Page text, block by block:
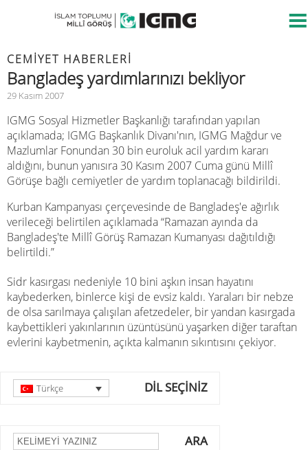
CEMIYET HABERLERI
Bangladeş yardımlarınızı bekliyor
29 Kasım 2007
IGMG Sosyal Hizmetler Başkanlığı tarafından yapılan
açıklamada; IGMG Başkanlık Divanı'nın, IGMG Mağdur ve
Mazlumlar Fonundan 30 bin euroluk acil yardım kararı
aldığını, bunun yanısıra 30 Kasım 2007 Cuma günü Millî
Görüşe bağlı cemiyetler de yardım toplanacağı bildirildi.
Kurban Kampanyası çerçevesinde de Bangladeş'e ağırlık
verileceği belirtilen açıklamada “Ramazan ayında da
Bangladeş'te Millî Görüş Ramazan Kumanyası dağıtıldığı
belirtildi.”
Sidr kasırgası nedeniyle 10 bini aşkın insan hayatını
kaybederken, binlerce kişi de evsiz kaldı. Yaraları bir nebze
de olsa sarılmaya çalışılan afetzedeler, bir yandan kasırgada
kaybettikleri yakınlarının üzüntüsünü yaşarken diğer taraftan
evlerini kaybetmenin, açıkta kalmanın sıkıntısını çekiyor.
DİL SEÇİNİZ
Türkçe
ARA